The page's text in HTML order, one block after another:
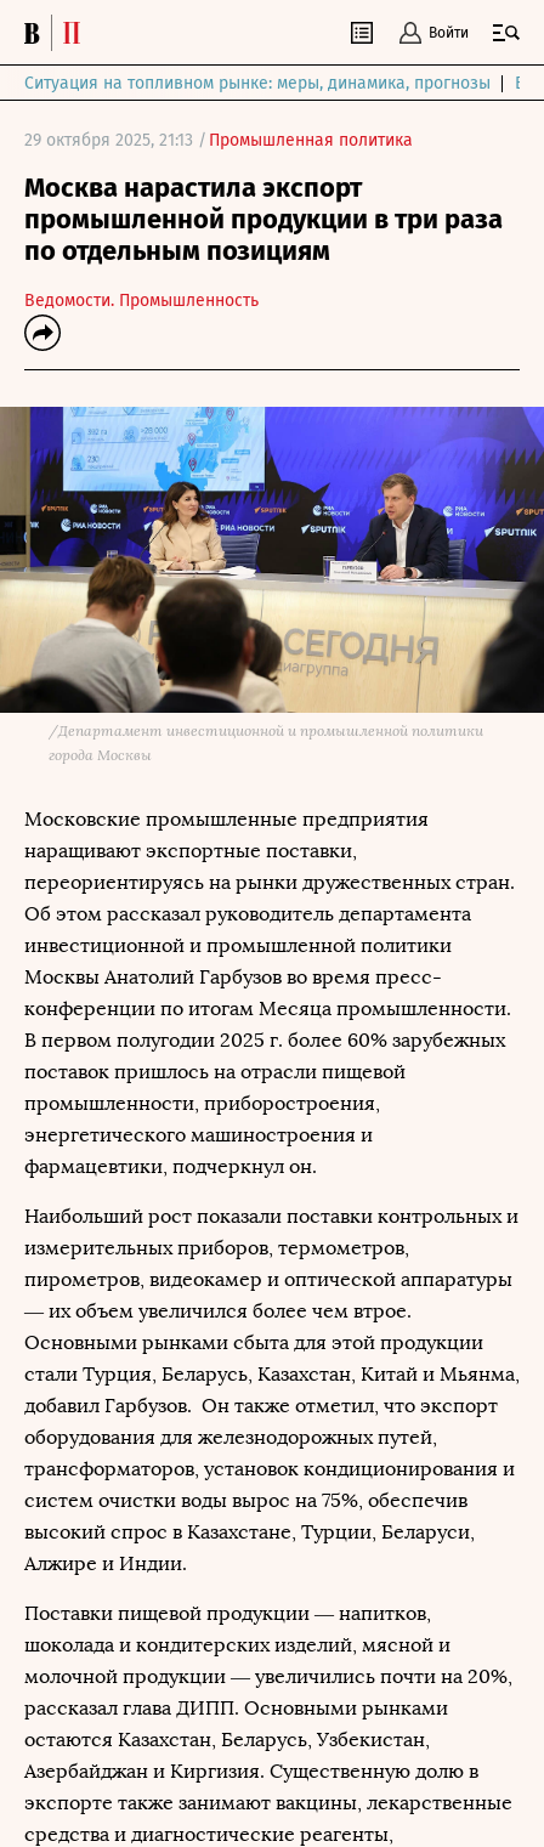
Войти
Ситуация на топливном рынке: меры, динамика, прогнозы
29 октября 2025, 21:13 / Промышленная политика
Москва нарастила экспорт
промышленной продукции в три раза
по отдельным позициям
Ведомости. Промышленность
/Департамент инвестиционной и промышленной политики
города Москвы
Московские промышленные предприятия
наращивают экспортные поставки,
переориентируясь на рынки дружественных стран.
Об этом рассказал руководитель департамента
инвестиционной и промышленной политики
Москвы Анатолий Гарбузов во время пресс-
конференции по итогам Месяца промышленности.
В первом полугодии 2025 г. более 60% зарубежных
поставок пришлось на отрасли пищевой
промышленности, приборостроения,
энергетического машиностроения и
фармацевтики, подчеркнул он.
Наибольший рост показали поставки контрольных и
измерительных приборов, термометров,
пирометров, видеокамер и оптической аппаратуры
— их объем увеличился более чем втрое.
Основными рынками сбыта для этой продукции
стали Турция, Беларусь, Казахстан, Китай и Мьянма,
добавил Гарбузов. Он также отметил, что экспорт
оборудования для железнодорожных путей,
трансформаторов, установок кондиционирования и
систем очистки воды вырос на 75%, обеспечив
высокий спрос в Казахстане, Турции, Беларуси,
Алжире и Индии.
Поставки пищевой продукции — напитков,
шоколада и кондитерских изделий, мясной и
молочной продукции — увеличились почти на 20%,
рассказал глава ДИПП. Основными рынками
остаются Казахстан, Беларусь, Узбекистан,
Азербайджан и Киргизия. Существенную долю в
экспорте также занимают вакцины, лекарственные
средства и диагностические реагенты,